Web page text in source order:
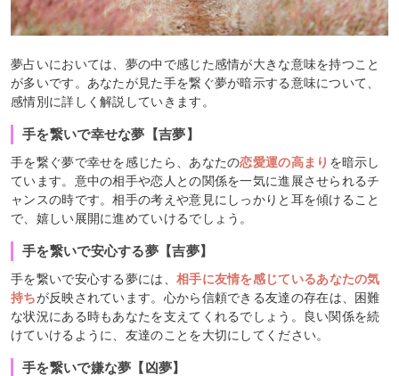
夢占いにおいては、夢の中で感じた感情が大きな意味を持つこと
が多いです。あなたが見た手を繋ぐ夢が暗示する意味について、
感情別に詳しく解説していきます。
手を繋いで幸せな夢【吉夢】
手を繋ぐ夢で幸せを感じたら、あなたの恋愛運の高まり を暗示し
ています。意中の相手や恋人との関係を一気に進展させられるチ
ャンスの時です。相手の考えや意見にしっかりと耳を傾けること
で、嬉しい展開に進めていけるでしょう。
手を繋いで安心する夢【吉夢】
手を繋いで安心する夢には、 相手に友情を感じているあなたの気
持ちが反映されています。心から信頼できる友達の存在は、困難
な状況にある時もあなたを支えてくれるでしょう。良い関係を続
けていけるように、友達のことを大切にしてください。
手を繋いで嫌な夢【凶夢】